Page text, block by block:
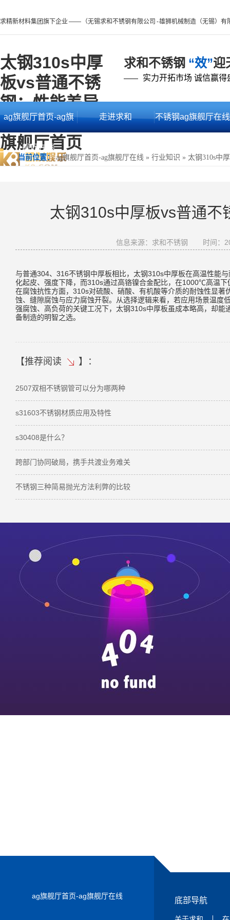
求精新材料集团旗下企业 —— （无锡求和不锈钢有限公司 - 雄狮机械制造（无锡）有
太钢310s中厚
板vs普通不锈
钢：性能差异
与选择逻辑 -ag
旗舰厅首页
求和不锈钢 “效”迎
—— 实力开拓市场 诚信赢得
ag旗舰厅首页-ag旗
舰厅在线
走进求和 不锈钢ag旗舰厅在线
当前位置： ag旗舰厅首页-ag旗舰厅在线 » 行业知识 » 太钢310s中
太钢310s中厚板vs普通不
信息来源：求和不锈钢 时间：
与普通304、316不锈钢中厚板相比，太钢310s中厚板在高温性能
化起皮、强度下降，而310s通过高铬镍合金配比，在1000℃高温
在腐蚀抗性方面，310s对硫酸、硝酸、有机酸等介质的耐蚀性显
蚀、缝隙腐蚀与应力腐蚀开裂。从选择逻辑来看，若应用场景温
强腐蚀、高负荷的关键工况下，太钢310s中厚板虽成本略高，却
备制造的明智之选。
【推荐阅读 】：
2507双相不锈钢管可以分为哪两种
s31603不锈钢材质应用及特性
s30408是什么？
跨部门协同破局，携手共渡业务难关
不锈钢三种简易抛光方法利弊的比较
本文标签： 太钢 310s中厚板 中厚板
太钢310s中厚板的典型应用场景解析
ag旗舰厅首页-ag旗舰厅在线 底部导航